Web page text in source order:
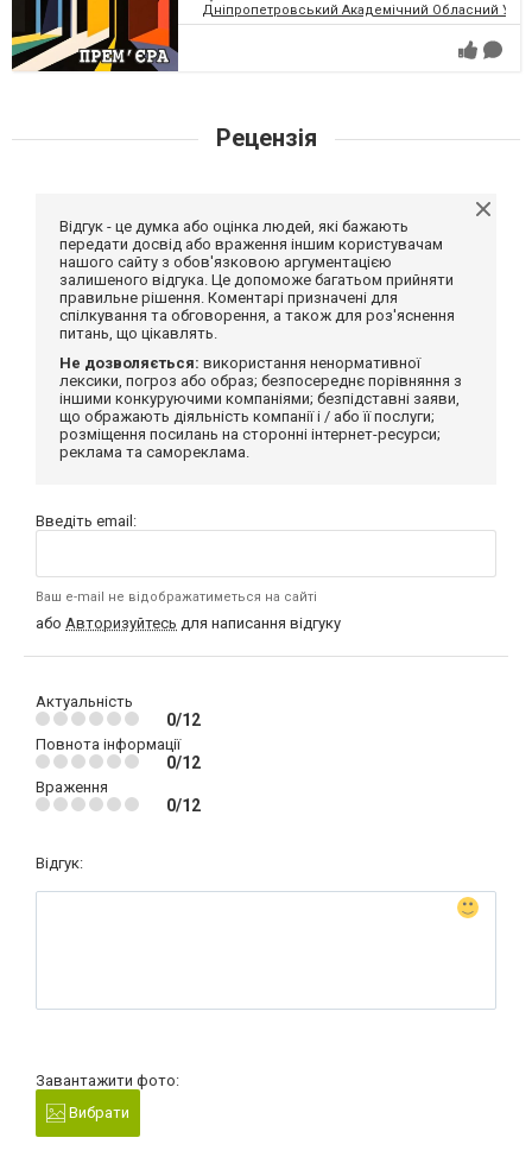
Дніпропетровський Академічний Обласний
Рецензія
Відгук - це думка або оцінка людей, які бажають
передати досвід або враження іншим користувачам
нашого сайту з обов'язковою аргументацією
залишеного відгука. Це допоможе багатьом прийняти
правильне рішення. Коментарі призначені для
спілкування та обговорення, а також для роз'яснення
питань, що цікавлять.
Не дозволяється: використання ненормативної
лексики, погроз або образ; безпосереднє порівняння з
іншими конкуруючими компаніями; безпідставні заяви,
що ображають діяльність компанії і / або її послуги;
розміщення посилань на сторонні інтернет-ресурси;
реклама та самореклама.
Введіть email:
Ваш e-mail не відображатиметься на сайті
або Авторизуйтесь для написання відгуку
Актуальність
0/12
Повнота інформації
0/12
Враження
0/12
Відгук:
Завантажити фото:
Вибрати